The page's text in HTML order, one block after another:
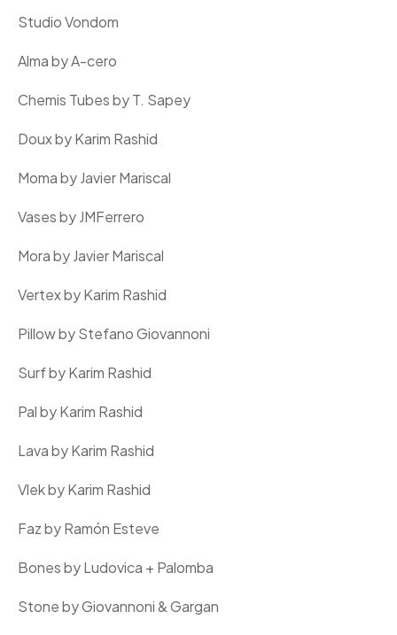
Studio Vondom
Alma by A-cero
Chemis Tubes by T. Sapey
Doux by Karim Rashid
Moma by Javier Mariscal
Vases by JMFerrero
Mora by Javier Mariscal
Vertex by Karim Rashid
Pillow by Stefano Giovannoni
Surf by Karim Rashid
Pal by Karim Rashid
Lava by Karim Rashid
Vlek by Karim Rashid
Faz by Ramón Esteve
Bones by Ludovica + Palomba
Stone by Giovannoni & Gargan